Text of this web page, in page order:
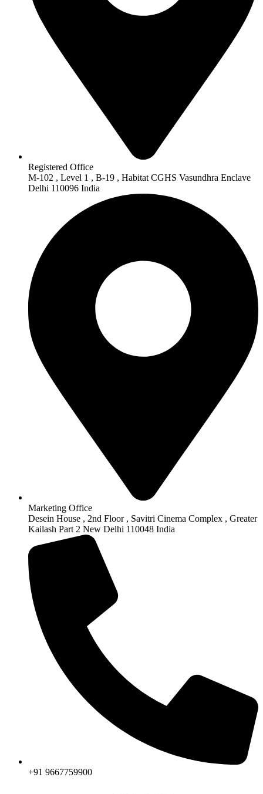
Registered Office
M-102 , Level 1 , B-19 , Habitat CGHS Vasundhra Enclave
Delhi 110096 India
Marketing Office
Desein House , 2nd Floor , Savitri Cinema Complex , Greater
Kailash Part 2 New Delhi 110048 India
+91 9667759900